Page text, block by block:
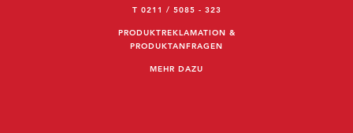
T 0211 / 5085 - 323
PRODUKTREKLAMATION &
PRODUKTANFRAGEN
MEHR DAZU